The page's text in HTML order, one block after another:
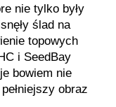
nie tylko były
ślad na
topowych
i SeedBay
bowiem nie
obraz